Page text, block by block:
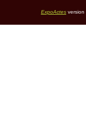
ExpoActesversion